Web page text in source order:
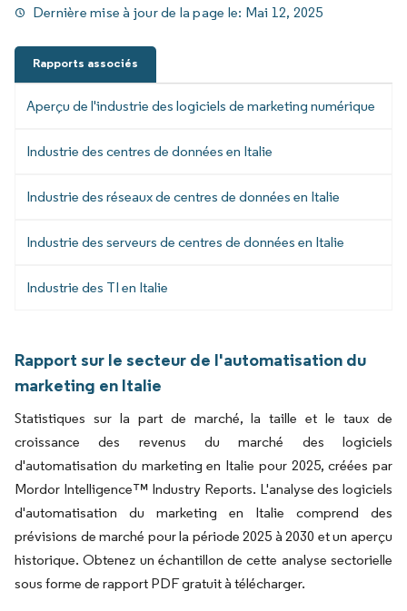
Dernière mise à jour de la page le: Mai 12, 2025
Rapports associés
Aperçu de l'industrie des logiciels de marketing numérique
Industrie des centres de données en Italie
Industrie des réseaux de centres de données en Italie
Industrie des serveurs de centres de données en Italie
Industrie des TI en Italie
Rapport sur le secteur de l'automatisation du
marketing en Italie
Statistiques sur la part de marché, la taille et le taux de
croissance des revenus du marché des logiciels
d'automatisation du marketing en Italie pour 2025, créées par
Mordor Intelligence™ Industry Reports. L'analyse des logiciels
d'automatisation du marketing en Italie comprend des
prévisions de marché pour la période 2025 à 2030 et un aperçu
historique. Obtenez un échantillon de cette analyse sectorielle
sous forme de rapport PDF gratuit à télécharger.